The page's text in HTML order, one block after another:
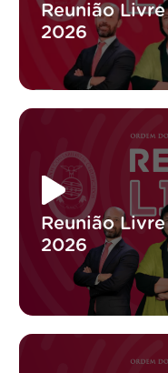
Reunião
2026
Reunião
2026